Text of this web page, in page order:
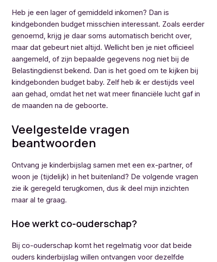
Heb je een lager of gemiddeld inkomen? Dan is
kindgebonden budget misschien interessant. Zoals eerder
genoemd, krijg je daar soms automatisch bericht over,
maar dat gebeurt niet altijd. Wellicht ben je niet officieel
aangemeld, of zijn bepaalde gegevens nog niet bij de
Belastingdienst bekend. Dan is het goed om te kijken bij
kindgebonden budget baby. Zelf heb ik er destijds veel
aan gehad, omdat het net wat meer financiële lucht gaf in
de maanden na de geboorte.
Veelgestelde vragen
beantwoorden
Ontvang je kinderbijslag samen met een ex-partner, of
woon je (tijdelijk) in het buitenland? De volgende vragen
zie ik geregeld terugkomen, dus ik deel mijn inzichten
maar al te graag.
Hoe werkt co-ouderschap?
Bij co-ouderschap komt het regelmatig voor dat beide
ouders kinderbijslag willen ontvangen voor dezelfde